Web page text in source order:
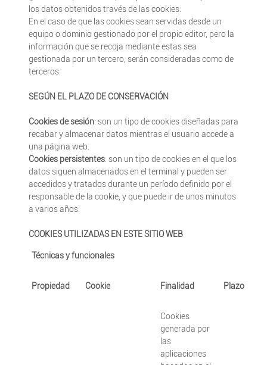
los datos obtenidos través de las cookies.
En el caso de que las cookies sean servidas desde un
equipo o dominio gestionado por el propio editor, pero la
información que se recoja mediante estas sea
gestionada por un tercero, serán consideradas como de
terceros.
SEGÚN EL PLAZO DE CONSERVACIÓN
Cookies de sesión: son un tipo de cookies diseñadas para
recabar y almacenar datos mientras el usuario accede a
una página web.
Cookies persistentes: son un tipo de cookies en el que los
datos siguen almacenados en el terminal y pueden ser
accedidos y tratados durante un período definido por el
responsable de la cookie, y que puede ir de unos minutos
a varios años.
COOKIES UTILIZADAS EN ESTE SITIO WEB
Técnicas y funcionales
Propiedad Cookie Finalidad Plazo
Cookies
generada por
las
aplicaciones